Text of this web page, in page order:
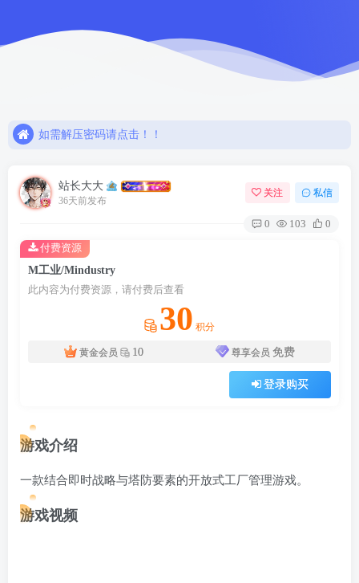
如需解压密码请点击！！
站长大大
36天前发布
关注 私信
0 103 0
M工业/Mindustry
此内容为付费资源，请付费后查看
30 积分
黄金会员 10 尊享会员 免费
登录购买
付费资源
游戏介绍
一款结合即时战略与塔防要素的开放式工厂管理游戏。
游戏视频